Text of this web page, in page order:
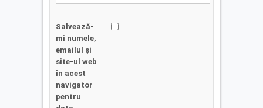
Salvează-
mi numele,
emailul și
site-ul web
în acest
navigator
pentru